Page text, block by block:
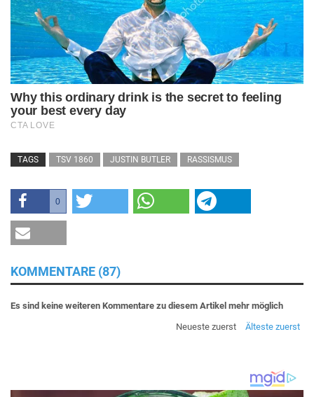
TAGS TSV 1860 JUSTIN BUTLER RASSISMUS
0
KOMMENTARE (87)
Es sind keine weiteren Kommentare zu diesem Artikel mehr möglich
Neueste zuerst
Älteste zuerst